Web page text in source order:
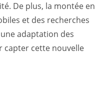
De plus, la montée en
et des recherches
adaptation des
capter cette nouvelle